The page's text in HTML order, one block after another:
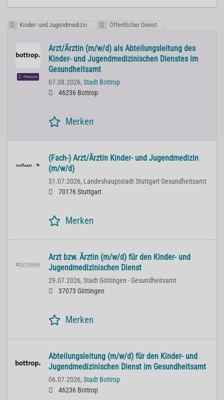
Kinder- und Jugendmedizin Öffentlicher Dienst
Premium
Arzt/Ärztin (m/w/d) als Abteilungsleitung des
Kinder- und Jugendmedizinischen Dienstes im
Gesundheitsamt
07.08.2026, Stadt Bottrop
46236 Bottrop
Merken
(Fach-) Arzt/Ärztin Kinder- und Jugendmedizin
(m/w/d)
31.07.2026, Landeshauptstadt Stuttgart Gesundheitsamt
70176 Stuttgart
Merken
Arzt bzw. Ärztin (m/w/d) für den Kinder- und
Jugendmedizinischen Dienst
29.07.2026, Stadt Göttingen - Gesundheitsamt
37073 Göttingen
Merken
Abteilungsleitung (m/w/d) für den Kinder- und
Jugendmedizinischen Dienst im Gesundheitsamt
06.07.2026, Stadt Bottrop
46236 Bottrop